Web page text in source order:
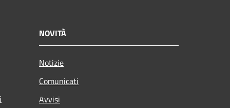
NOVITÀ
Notizie
Comunicati
Avvisi